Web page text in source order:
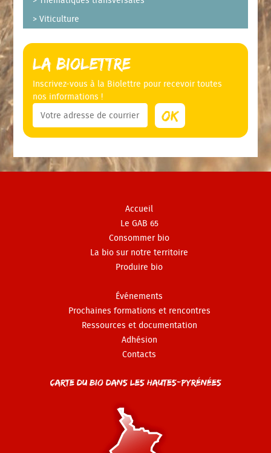
Viticulture
La Biolettre
Inscrivez-vous à la Biolettre pour recevoir toutes
nos informations !
Accueil
Le GAB 65
Consommer bio
La bio sur notre territoire
Produire bio
Événements
Prochaines formations et rencontres
Ressources et documentation
Adhésion
Contacts
Carte du Bio dans les Hautes-Pyrénées